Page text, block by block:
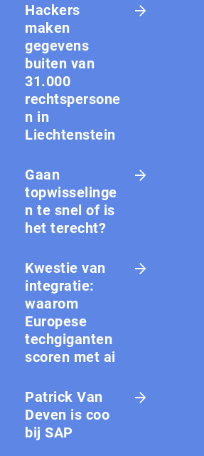
Hackers
maken
gegevens
buiten van
31.000
rechtspersone
n in
Liechtenstein
Gaan
topwisselinge
n te snel of is
het terecht?
Kwestie van
integratie:
waarom
Europese
techgiganten
scoren met ai
Patrick Van
Deven is coo
bij SAP